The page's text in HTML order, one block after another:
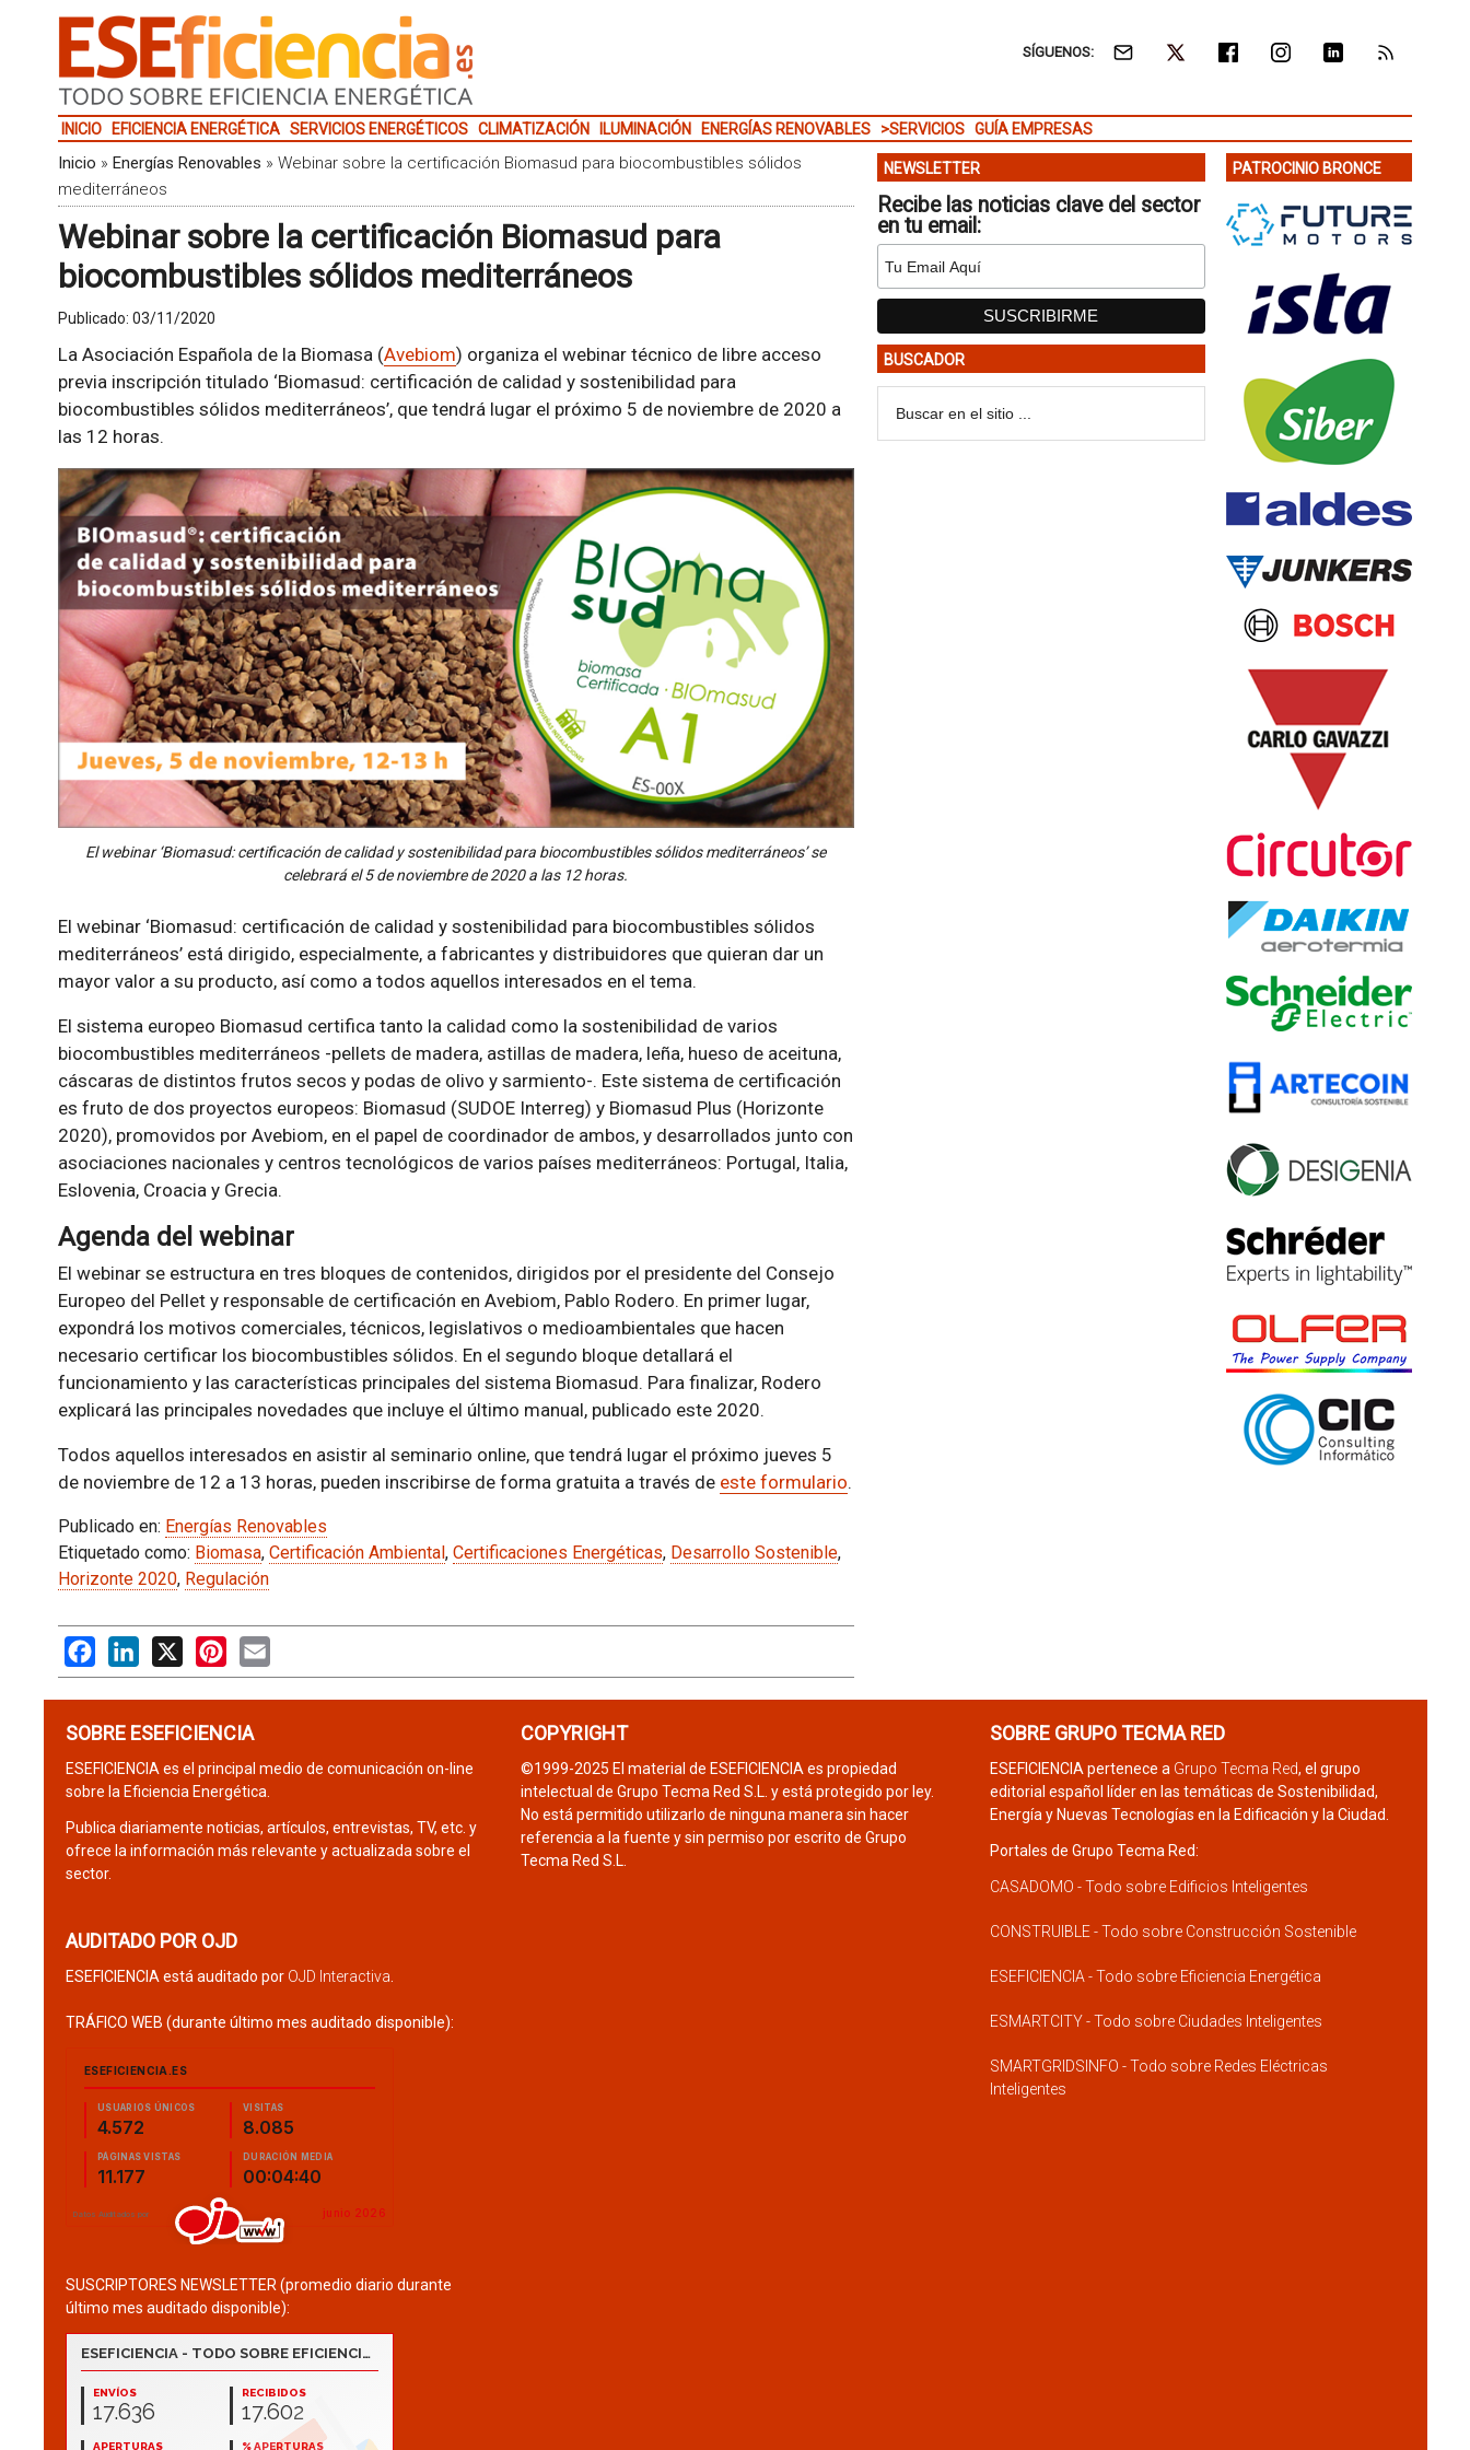
SÍGUENOS:
INICIO EFICIENCIA ENERGÉTICA SERVICIOS ENERGÉTICOS CLIMATIZACIÓN ILUMINACIÓN ENERGÍAS RENOVABLES >SERVICIOS GUÍA EMPRESAS
Inicio » Energías Renovables » Webinar sobre la certificación Biomasud para biocombustibles sólidos
mediterráneos
Webinar sobre la certificación Biomasud para
biocombustibles sólidos mediterráneos
Publicado: 03/11/2020
La Asociación Española de la Biomasa (Avebiom) organiza el webinar técnico de libre acceso
previa inscripción titulado ‘Biomasud: certificación de calidad y sostenibilidad para
biocombustibles sólidos mediterráneos’, que tendrá lugar el próximo 5 de noviembre de 2020 a
las 12 horas.
El webinar ‘Biomasud: certificación de calidad y sostenibilidad para biocombustibles sólidos mediterráneos’ se
celebrará el 5 de noviembre de 2020 a las 12 horas.
El webinar ‘Biomasud: certificación de calidad y sostenibilidad para biocombustibles sólidos
mediterráneos’ está dirigido, especialmente, a fabricantes y distribuidores que quieran dar un
mayor valor a su producto, así como a todos aquellos interesados en el tema.
El sistema europeo Biomasud certifica tanto la calidad como la sostenibilidad de varios
biocombustibles mediterráneos -pellets de madera, astillas de madera, leña, hueso de aceituna,
cáscaras de distintos frutos secos y podas de olivo y sarmiento-. Este sistema de certificación
es fruto de dos proyectos europeos: Biomasud (SUDOE Interreg) y Biomasud Plus (Horizonte
2020), promovidos por Avebiom, en el papel de coordinador de ambos, y desarrollados junto con
asociaciones nacionales y centros tecnológicos de varios países mediterráneos: Portugal, Italia,
Eslovenia, Croacia y Grecia.
Agenda del webinar
El webinar se estructura en tres bloques de contenidos, dirigidos por el presidente del Consejo
Europeo del Pellet y responsable de certificación en Avebiom, Pablo Rodero. En primer lugar,
expondrá los motivos comerciales, técnicos, legislativos o medioambientales que hacen
necesario certificar los biocombustibles sólidos. En el segundo bloque detallará el
funcionamiento y las características principales del sistema Biomasud. Para finalizar, Rodero
explicará las principales novedades que incluye el último manual, publicado este 2020.
Todos aquellos interesados en asistir al seminario online, que tendrá lugar el próximo jueves 5
de noviembre de 12 a 13 horas, pueden inscribirse de forma gratuita a través de este formulario.
Publicado en: Energías Renovables
Etiquetado como: Biomasa, Certificación Ambiental, Certificaciones Energéticas, Desarrollo Sostenible,
Horizonte 2020, Regulación
FacebookLinkedIn
X PinterestEmail
NEWSLETTER
Recibe las noticias clave del sector
en tu email:
BUSCADOR
PATROCINIO BRONCE
SOBRE ESEFICIENCIA
ESEFICIENCIA es el principal medio de comunicación on-line
sobre la Eficiencia Energética.
Publica diariamente noticias, artículos, entrevistas, TV, etc. y
ofrece la información más relevante y actualizada sobre el
sector.
AUDITADO POR OJD
ESEFICIENCIA está auditado por OJD Interactiva
TRÁFICO WEB (durante último mes auditado disponible):
SUSCRIPTORES NEWSLETTER (promedio diario durante
último mes auditado disponible):
COPYRIGHT
©1999-2025 El material de ESEFICIENCIA es propiedad
intelectual de Grupo Tecma Red S.L. y está protegido por ley.
No está permitido utilizarlo de ninguna manera sin hacer
referencia a la fuente y sin permiso por escrito de Grupo
Tecma Red S.L.
SOBRE GRUPO TECMA RED
ESEFICIENCIA pertenece a Grupo Tecma Red, el grupo
editorial español líder en las temáticas de Sostenibilidad,
Energía y Nuevas Tecnologías en la Edificación y la Ciudad.
Portales de Grupo Tecma Red:
CASADOMO - Todo sobre Edificios Inteligentes
CONSTRUIBLE - Todo sobre Construcción Sostenible
ESEFICIENCIA - Todo sobre Eficiencia Energética
ESMARTCITY - Todo sobre Ciudades Inteligentes
SMARTGRIDSINFO - Todo sobre Redes Eléctricas
Inteligentes